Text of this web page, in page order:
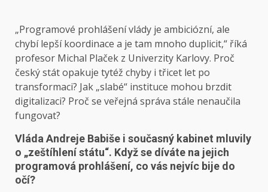
„Programové prohlášení vlády je ambiciózní, ale
chybí lepší koordinace a je tam mnoho duplicit,“ říká
profesor Michal Plaček z Univerzity Karlovy. Proč
český stát opakuje tytéž chyby i třicet let po
transformaci? Jak „slabé“ instituce mohou brzdit
digitalizaci? Proč se veřejná správa stále nenaučila
fungovat?
Vláda Andreje Babiše i současný kabinet mluvily
o „zeštíhlení státu“. Když se díváte na jejich
programová prohlášení, co vás nejvíc bije do
očí?